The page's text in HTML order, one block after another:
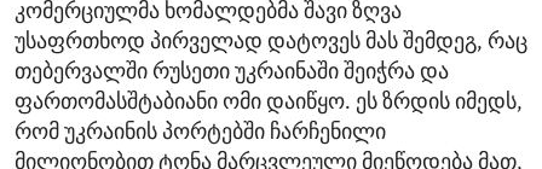
კომერციულმა ხომალდებმა შავი ზღვა
უსაფრთხოდ პირველად დატოვეს მას შემდეგ, რაც
თებერვალში რუსეთი უკრაინაში შეიჭრა და
ფართომასშტაბიანი ომი დაიწყო. ეს ზრდის იმედს,
რომ უკრაინის პორტებში ჩარჩენილი
მილიონობით ტონა მარცვლეული მიეწოდება მათ,